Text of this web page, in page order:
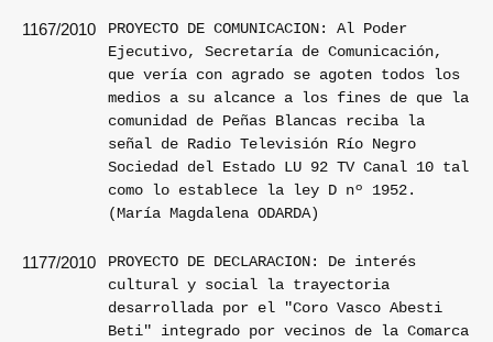
1167/2010
PROYECTO DE COMUNICACION: Al Poder
Ejecutivo, Secretaría de Comunicación,
que vería con agrado se agoten todos los
medios a su alcance a los fines de que la
comunidad de Peñas Blancas reciba la
señal de Radio Televisión Río Negro
Sociedad del Estado LU 92 TV Canal 10 tal
como lo establece la ley D nº 1952.
(María Magdalena ODARDA)
1177/2010
PROYECTO DE DECLARACION: De interés
cultural y social la trayectoria
desarrollada por el "Coro Vasco Abesti
Beti" integrado por vecinos de la Comarca